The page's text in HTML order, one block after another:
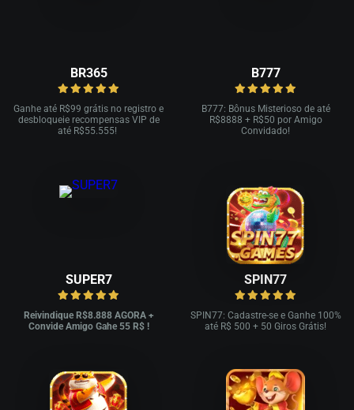
BR365
Ganhe até R$99 grátis no registro e
desbloqueie recompensas VIP de
até R$55.555!
B777
B777: Bônus Misterioso de até
R$8888 + R$50 por Amigo
Convidado!
SUPER7
Reivindique R$8.888 AGORA +
Convide Amigo Gahe 55 R$ !
SPIN77
SPIN77: Cadastre-se e Ganhe 100%
até R$ 500 + 50 Giros Grátis!